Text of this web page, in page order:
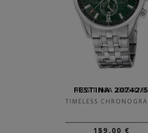
FESTINA 6854/8
TIMELESS
149,00 €
FESTINA 20742/5
TIMELESS
159,00 €